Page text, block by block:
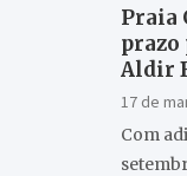
Praia
prazo
Aldir
17 de
Com